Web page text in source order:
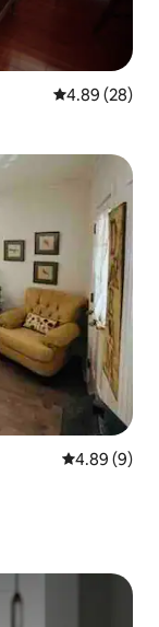
レビュー28
4.89 (28)
レビュー9件
4.89 (9)